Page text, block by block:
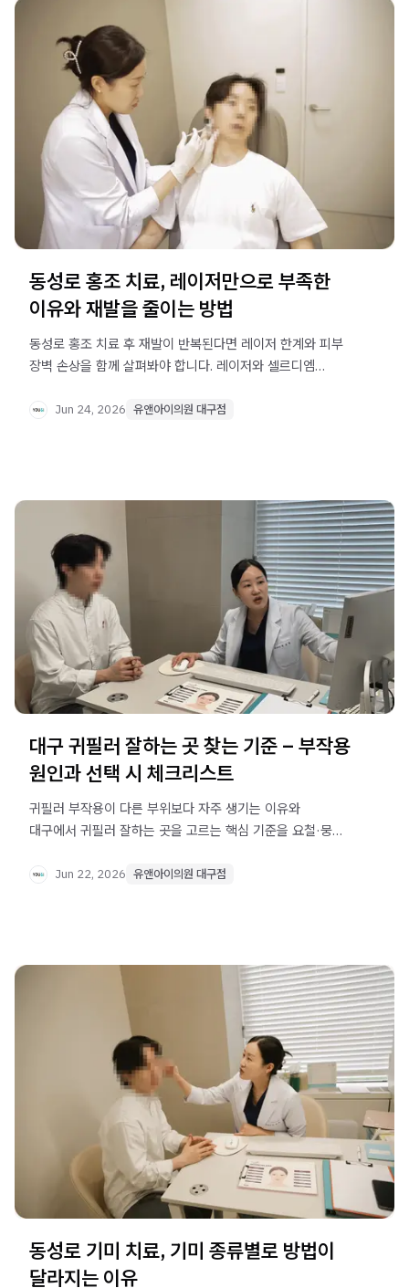
동성로 홍조 치료, 레이저만으로 부족한
이유와 재발을 줄이는 방법
동성로 홍조 치료 후 재발이 반복된다면 레이저 한계와 피부
장벽 손상을 함께 살펴봐야 합니다. 레이저와 셀르디엠
Jun 24, 2026 유앤아이의원 대구점
대구 귀필러 잘하는 곳 찾는 기준 – 부작용
원인과 선택 시 체크리스트
귀필러 부작용이 다른 부위보다 자주 생기는 이유와
대구에서 귀필러 잘하는 곳을 고르는 핵심 기준을 요철·뭉침·
Jun 22, 2026 유앤아이의원 대구점
동성로 기미 치료, 기미 종류별로 방법이
달라지는 이유